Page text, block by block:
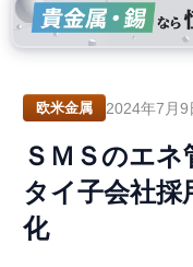
欧米金属 2024年7月
ＳＭＳのエ
タイ子会社
化